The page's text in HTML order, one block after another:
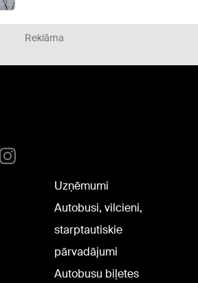
Reklāma
Uzņēmumi
Autobusi, vilcieni,
starptautiskie
pārvadājumi
Autobusu biļetes